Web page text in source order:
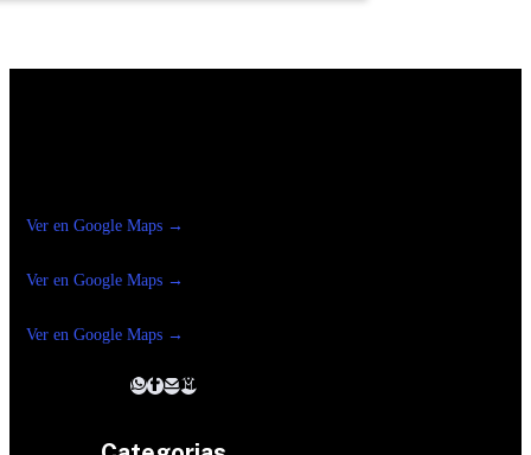
Ver en Google Maps →
Ver en Google Maps →
Ver en Google Maps →